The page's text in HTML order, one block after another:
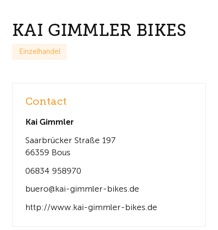
KAI GIMMLER BIKES
Einzelhandel
Contact
Kai Gimmler
Saarbrücker Straße 197
66359 Bous
06834 958970
buero@kai-gimmler-bikes.de
http://www.kai-gimmler-bikes.de